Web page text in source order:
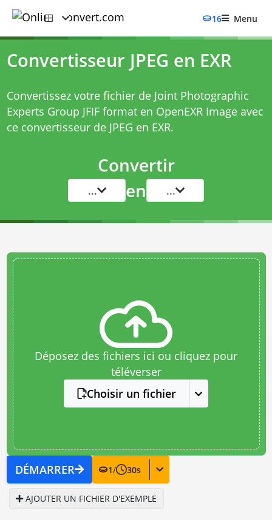
16 Menu
Convertisseur JPEG en EXR
Convertissez votre fichier de Joint Photographic
Experts Group JFIF format en OpenEXR Image avec
ce convertisseur de JPEG en EXR.
Convertir
... en ...
Déposez des fichiers ici ou cliquez pour
téléverser
Choisir un fichier
DÉMARRER 1/ 30s
AJOUTER UN FICHIER D'EXEMPLE